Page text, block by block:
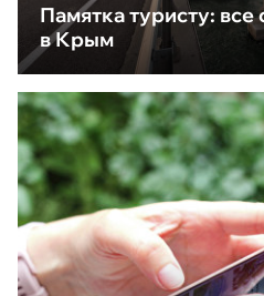
Памятка туристу:
в Крым